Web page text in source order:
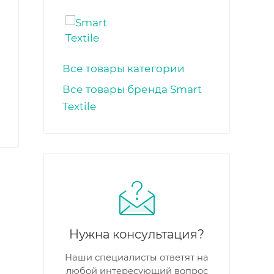
Все товары категории
Все товары бренда Smart
Textile
Нужна консультация?
Наши специалисты ответят на
любой интересующий вопрос